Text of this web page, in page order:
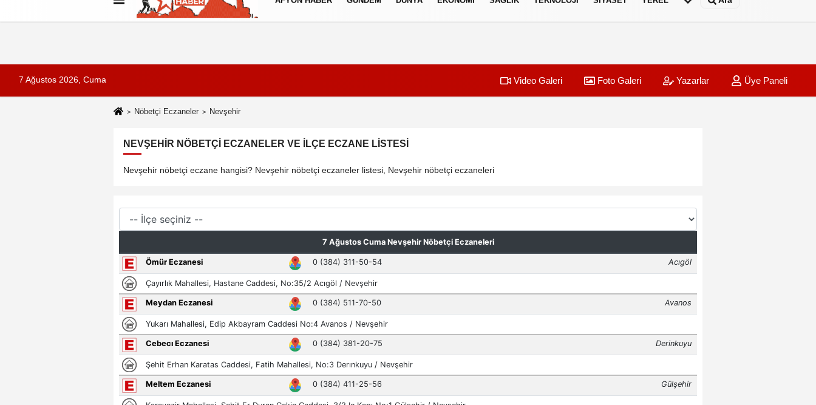
Künye İletişim Çerez Politikası
7 Ağustos 2026, Cuma Video Galeri Foto Galeri Yazarlar Üye Paneli
Nöbetçi Eczaneler Nevşehir
NEVŞEHIR NÖBETÇI ECZANELER VE İLÇE ECZANE LISTESI
Nevşehir nöbetçi eczane hangisi? Nevşehir nöbetçi eczaneler listesi, Nevşehir nöbetçi eczaneleri